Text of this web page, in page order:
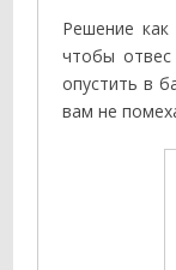
Решение
чтобы отвес
опустить в
вам не